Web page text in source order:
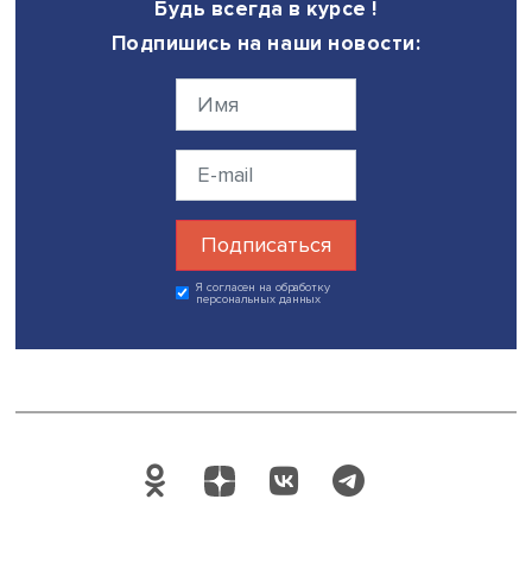
слишком сближается с США. Это может помочь Франции
вернуть часть влияния в долгосрочной перспективе.
Возможно, уже после Макрона.
— Повлияют ли результаты президентских выборов
отношения Франции с Россией?
— Нет, не повлияют — они по нынешним временам
неплохие. Франция уже пытается играть особую роль
более агрессивного поведения Германии, и Макрон
что других ресурсов, кроме способности
диалога с Москвой, у него нет. Однако надо признать,
авторитет самого Макрона в России несколько
результате событий февраля этого года, и вести с ним
Дата публикации: 20.05.2022